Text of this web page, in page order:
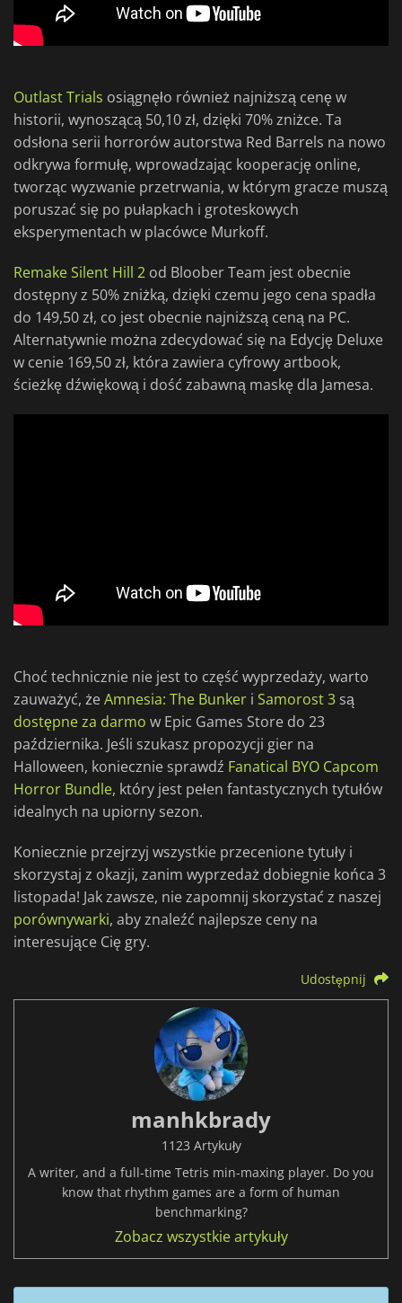
Outlast Trials osiągnęło również najniższą cenę w
historii, wynoszącą 50,10 zł, dzięki 70% zniżce. Ta
odsłona serii horrorów autorstwa Red Barrels na nowo
odkrywa formułę, wprowadzając kooperację online,
tworząc wyzwanie przetrwania, w którym gracze muszą
poruszać się po pułapkach i groteskowych
eksperymentach w placówce Murkoff.
Remake Silent Hill 2 od Bloober Team jest obecnie
dostępny z 50% zniżką, dzięki czemu jego cena spadła
do 149,50 zł, co jest obecnie najniższą ceną na PC.
Alternatywnie można zdecydować się na Edycję Deluxe
w cenie 169,50 zł, która zawiera cyfrowy artbook,
ścieżkę dźwiękową i dość zabawną maskę dla Jamesa.
Choć technicznie nie jest to część wyprzedaży, warto
zauważyć, żeAmnesia: The Bunker i Samorost 3 są
dostępne za darmo w Epic Games Store do 23
października. Jeśli szukasz propozycji gier na
Halloween, koniecznie sprawdź Fanatical BYO Capcom
Horror Bundle, który jest pełen fantastycznych tytułów
idealnych na upiorny sezon.
Koniecznie przejrzyj wszystkie przecenione tytuły i
skorzystaj z okazji, zanim wyprzedaż dobiegnie końca 3
listopada! Jak zawsze, nie zapomnij skorzystać z naszej
porównywarki, aby znaleźć najlepsze ceny na
interesujące Cię gry.
Udostępnij
manhkbrady
1123 Artykuły
A writer, and a full-time Tetris min-maxing player. Do you
know that rhythm games are a form of human
benchmarking?
Zobacz wszystkie artykuły